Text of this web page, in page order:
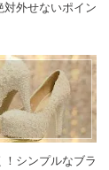
対外せないポイン
シンプルなブラ